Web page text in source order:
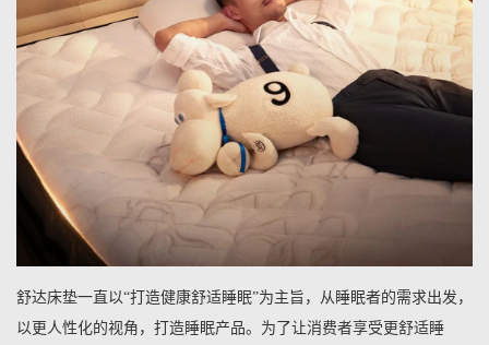
舒达床垫一直以“打造健康舒适睡眠”为主旨，从睡眠者的需求出发，
以更人性化的视角，打造睡眠产品。为了让消费者享受更舒适睡